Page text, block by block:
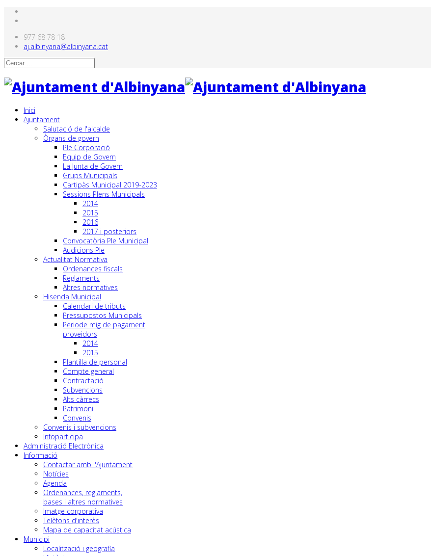
977 68 78 18
aj.albinyana@albinyana.cat
Inici
Ajuntament
Salutació de l'alcalde
Òrgans de govern
Ple Corporació
Equip de Govern
La Junta de Govern
Grups Municipals
Cartipàs Municipal 2019-2023
Sessions Plens Municipals
2014
2015
2016
2017 i posteriors
Convocatòria Ple Municipal
Audicions Ple
Actualitat Normativa
Ordenances fiscals
Reglaments
Altres normatives
Hisenda Municipal
Calendari de tributs
Pressupostos Municipals
Periode mig de pagament
proveidors
2014
2015
Plantilla de personal
Compte general
Contractació
Subvencions
Alts càrrecs
Patrimoni
Convenis
Convenis i subvencions
Infoparticipa
Administració Electrònica
Informació
Contactar amb l'Ajuntament
Notícies
Agenda
Ordenances, reglaments,
bases i altres normatives
Imatge corporativa
Telèfons d'interès
Mapa de capacitat acústica
Municipi
Localització i geografia